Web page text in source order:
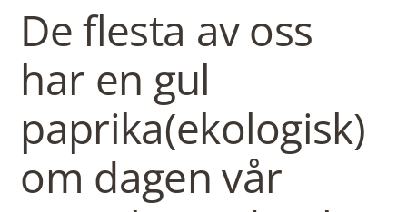
De flesta av oss
har en gul
paprika(ekologisk)
om dagen vår